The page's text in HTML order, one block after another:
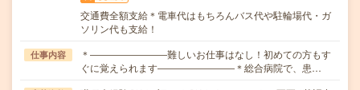
交通費全額支給＊電車代はもちろんバス代や駐輪場代・ガ
ソリン代も支給！
仕事内容
＊――――――――難しいお仕事はなし！初めての方もす
ぐに覚えられます――――――――＊総合病院で、患…